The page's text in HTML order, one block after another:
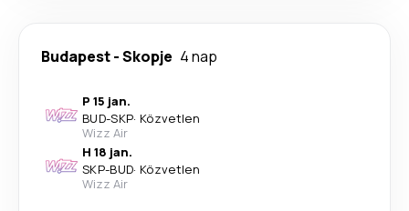
Budapest-Skopje 4 nap
P 15 jan.
BUD-SKP· Közvetlen
Wizz Air
H 18 jan.
SKP-BUD· Közvetlen
Wizz Air